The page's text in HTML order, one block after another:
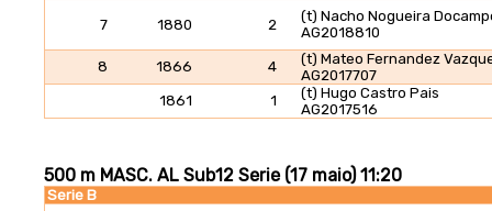
7 1880 2
(t) Nacho Nogueira
AG2018810
8 1866 4
(t) Mateo Fernandez
AG2017707
1861
1
(t) Hugo Castro Pais
AG2017516
Serie B
500 m MASC. AL Sub12 Serie (17 maio) 11:20